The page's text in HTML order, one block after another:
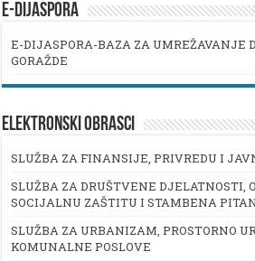
E-DIJASPORA
E-DIJASPORA-BAZA ZA UMREŽAVANJE
GORAŽDE
ELEKTRONSKI OBRASCI
SLUŽBA ZA FINANSIJE, PRIVREDU I
SLUŽBA ZA DRUŠTVENE DJELATNOSTI,
SOCIJALNU ZAŠTITU I STAMBENA
SLUŽBA ZA URBANIZAM, PROSTORNO
KOMUNALNE POSLOVE